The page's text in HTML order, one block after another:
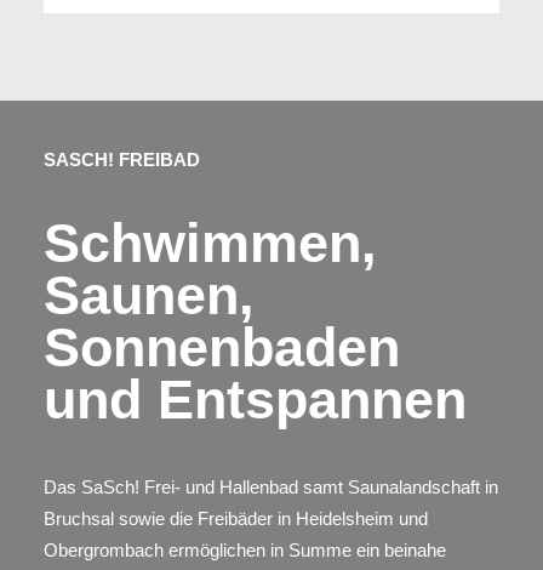
SASCH! FREIBAD
Schwimmen,
Saunen,
Sonnenbaden
und Entspannen
Das SaSch! Frei- und Hallenbad samt Saunalandschaft in
Bruchsal sowie die Freibäder in Heidelsheim und
Obergrombach ermöglichen in Summe ein beinahe